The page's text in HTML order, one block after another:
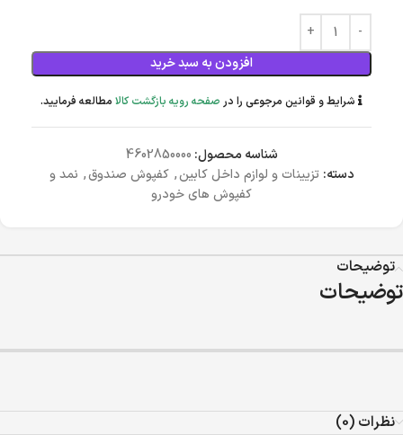
افزودن به سبد خرید
شرایط و قوانین مرجوعی را در صفحه رویه بازگشت کالا مطالعه فرمایید.
شناسه محصول: 4602850000
دسته: تزیینات و لوازم داخل کابین, کفپوش صندوق, نمد و
کفپوش های خودرو
توضیحات
توضیحات
نظرات (0)